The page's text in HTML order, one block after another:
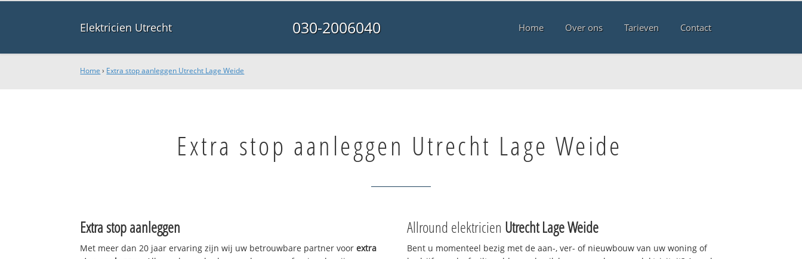
Elektricien Utrecht 030-2006040 Home Over ons Tarieven Contact
Home › Extra stop aanleggen Utrecht Lage Weide
Extra stop aanleggen Utrecht Lage Weide
Extra stop aanleggen
Met meer dan 20 jaar ervaring zijn wij uw betrouwbare partner voorextra
Allround elektricien Utrecht Lage Weide
Bent u momenteel bezig met de aan-, ver- of nieuwbouw van uw woning of